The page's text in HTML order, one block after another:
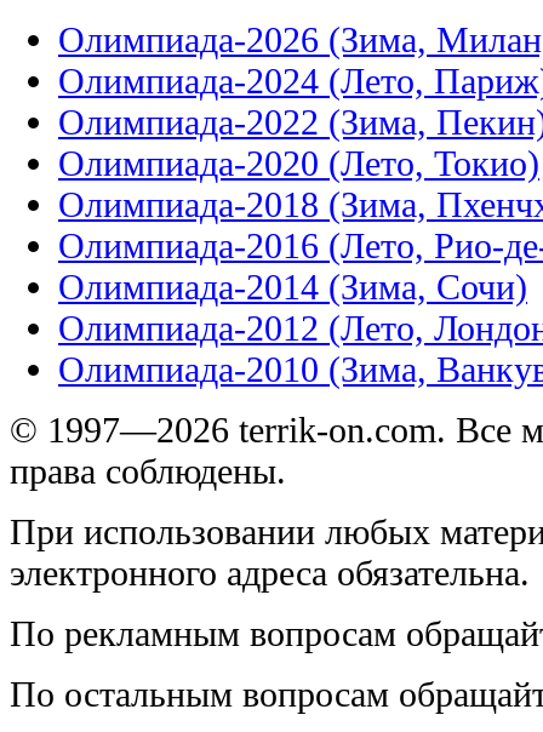
Олимпиада-2026 (Зима,
Олимпиада-2024 (Лето,
Олимпиада-2022 (Зима,
Олимпиада-2020 (Лето, Токио)
Олимпиада-2018 (Зима,
Олимпиада-2016 (Лето, Рио-
Олимпиада-2014 (Зима, Сочи)
Олимпиада-2012 (Лето,
Олимпиада-2010 (Зима,
© 1997—2026 terrik-on.com. Все
права соблюдены.
При использовании любых
электронного адреса обязательна.
По рекламным вопросам
По остальным вопросам